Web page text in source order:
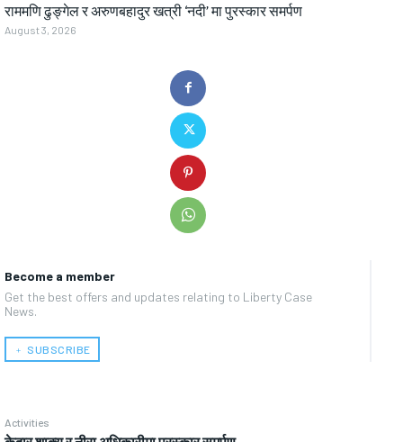
Become a member
Get the best offers and updates relating to Liberty Case
News.
﹢ SUBSCRIBE
Activities
राममणि ढुङ्गेल र अरुणबहादुर खत्री ‘नदी’ मा पुरस्कार समर्पण
August 3, 2026